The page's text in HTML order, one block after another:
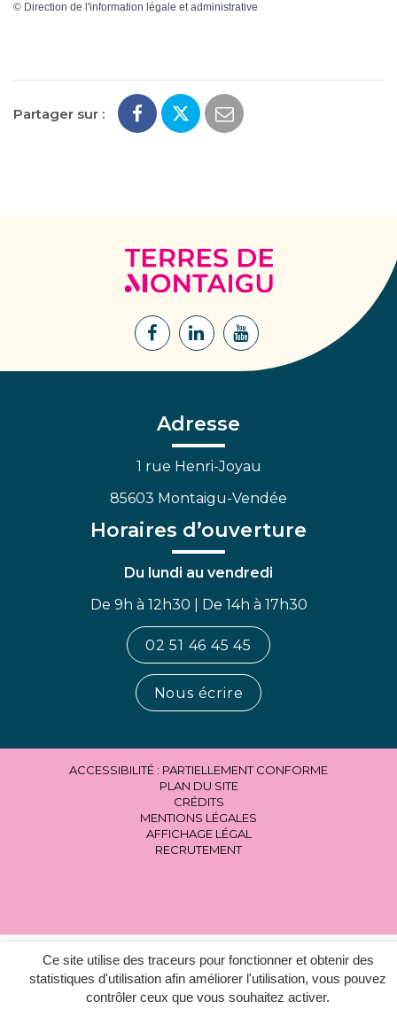
Ce site utilise des traceurs pour fonctionner et obtenir des
statistiques d'utilisation afin améliorer l'utilisation, vous pouvez
contrôler ceux que vous souhaitez activer.
© Direction de l'information légale et administrative
Partager sur :
Terres
de
Lien
Facebook
Lien
Linkedin
Lien
Adresse
1 rue Henri-Joyau
85603 Montaigu-Vendée
Horaires d’ouverture
Du lundi au vendredi
De 9h à 12h30 | De 14h à 17h30
02 51 46 45 45
Nous écrire
ACCESSIBILITÉ : PARTIELLEMENT CONFORME
PLAN DU SITE
CRÉDITS
MENTIONS LÉGALES
AFFICHAGE LÉGAL
RECRUTEMENT